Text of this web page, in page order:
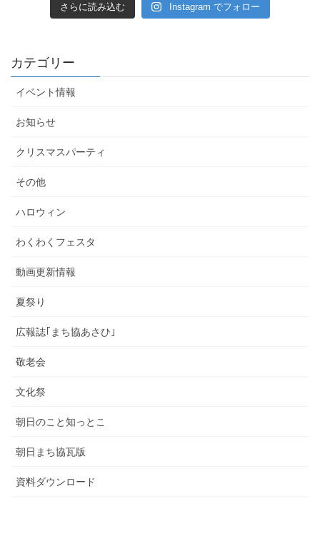
さらに読み込む Instagram でフォロー
カテゴリー
イベント情報
お知らせ
クリスマスパーティ
その他
ハロウィン
わくわくフェスタ
動画更新情報
夏祭り
広報誌｢まち協あさひ｣
敬老会
文化祭
朝日のこと知っとこ
朝日まち協瓦版
資料ダウンロード